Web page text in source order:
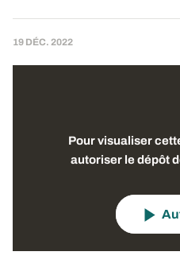
19 DÉC. 2022
Pour visualiser
autoriser le dépôt